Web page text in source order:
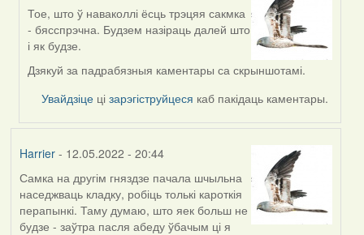
In
reply
to
by
Тое, што ў наваколлі ёсць трэцяя сакмка
- бясспрэчна. Будзем назіраць далей што
і як будзе.
Дзякуй за падрабязныя каментары са скрыншотамі.
Увайдзіце цізарэгіструйцеся каб пакідаць каментары.
Harrier- 12.05.2022 - 20:44
Самка на другім гняздзе пачала шчыльна
наседжваць кладку, робіць толькі кароткія
перапынкі. Таму думаю, што яек больш не
будзе - заўтра пасля абеду ўбачым ці я